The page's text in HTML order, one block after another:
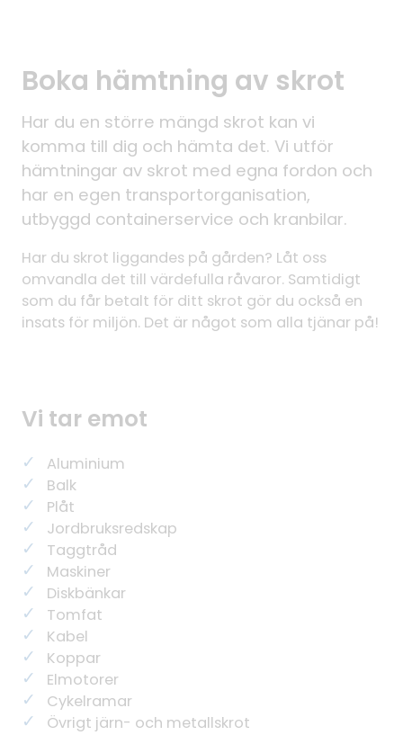
Boka hämtning av skrot
Har du en större mängd skrot kan vi
komma till dig och hämta det. Vi utför
hämtningar av skrot med egna fordon och
har en egen transportorganisation,
utbyggd containerservice och kranbilar.
Har du skrot liggandes på gården? Låt oss
omvandla det till värdefulla råvaror. Samtidigt
som du får betalt för ditt skrot gör du också en
insats för miljön. Det är något som alla tjänar på!
Vi tar emot
Aluminium
Balk
Plåt
Jordbruksredskap
Taggtråd
Maskiner
Diskbänkar
Tomfat
Kabel
Koppar
Elmotorer
Cykelramar
Övrigt järn- och metallskrot